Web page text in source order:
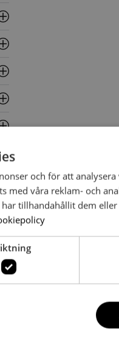
Magnus
och för att
med våra reklam- och
tillhandahållit dem